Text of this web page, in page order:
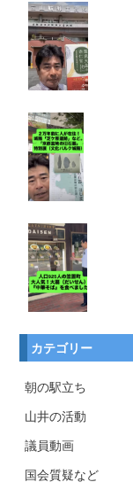
カテゴリー
朝の駅立ち
山井の活動
議員動画
国会質疑など